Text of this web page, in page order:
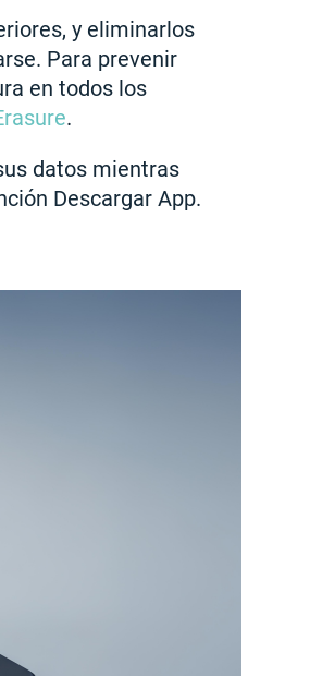
y eliminarlos
Para prevenir
en todos los
.
datos mientras
Descargar App.